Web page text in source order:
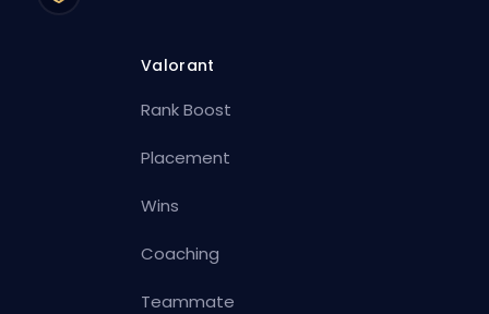
Valorant
Rank Boost
Placement
Wins
Coaching
Teammate